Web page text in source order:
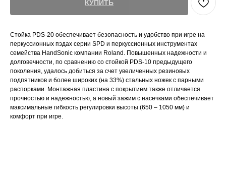
КУПИТЬ
Стойка PDS-20 обеспечивает безопасность и удобство при игре на
перкуссионных пэдах серии SPD и перкуссионных инструментах
семейства HandSonic компании Roland. Повышенных надежности и
долговечности, по сравнению со стойкой PDS-10 предыдущего
поколения, удалось добиться за счет увеличенных резиновых
подпятников и более широких (на 33%) стальных ножек с парными
распорками. Монтажная пластина с покрытием также отличается
прочностью и надежностью, а новый зажим с насечками обеспечивает
максимальные гибкость регулировки высоты (650 – 1050 мм) и
комфорт при игре.